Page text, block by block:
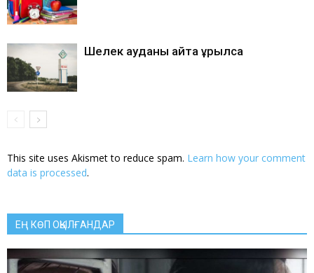
Шелек ауданы қайта құрылса
This site uses Akismet to reduce spam. Learn how your comment
data is processed.
ЕҢ КӨП ОҚЫЛҒАНДАР